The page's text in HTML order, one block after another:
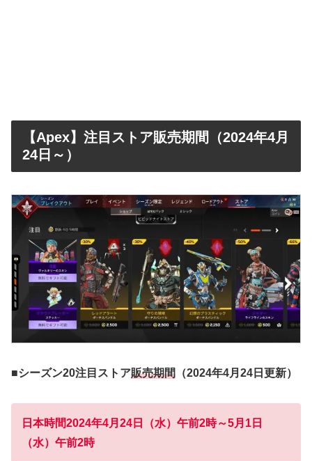
【Apex】注目ストア販売期間（2024年4月
24日～）
■シーズン20注目ストア販売期間 （2024年4月24日更新）
日本時間2024年4月24日（水）午前2時～5月1日
（水）午前2時